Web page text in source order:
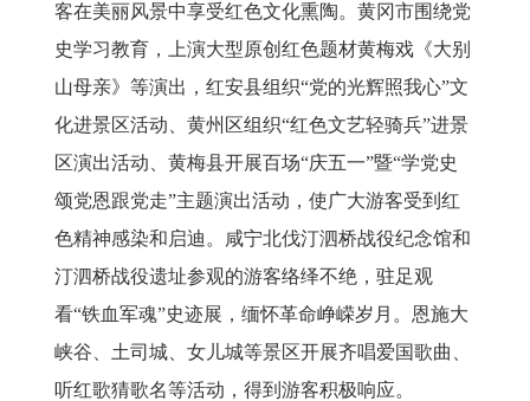
客在美丽风景中享受红色文化熏陶。黄冈市围绕党
史学习教育，上演大型原创红色题材黄梅戏《大别
山母亲》等演出，红安县组织“党的光辉照我心”文
化进景区活动、黄州区组织“红色文艺轻骑兵”进景
区演出活动、黄梅县开展百场“庆五一”暨“学党史
颂党恩跟党走”主题演出活动，使广大游客受到红
色精神感染和启迪。咸宁北伐汀泗桥战役纪念馆和
汀泗桥战役遗址参观的游客络绎不绝，驻足观
看“铁血军魂”史迹展，缅怀革命峥嵘岁月。恩施大
峡谷、土司城、女儿城等景区开展齐唱爱国歌曲、
听红歌猜歌名等活动，得到游客积极响应。